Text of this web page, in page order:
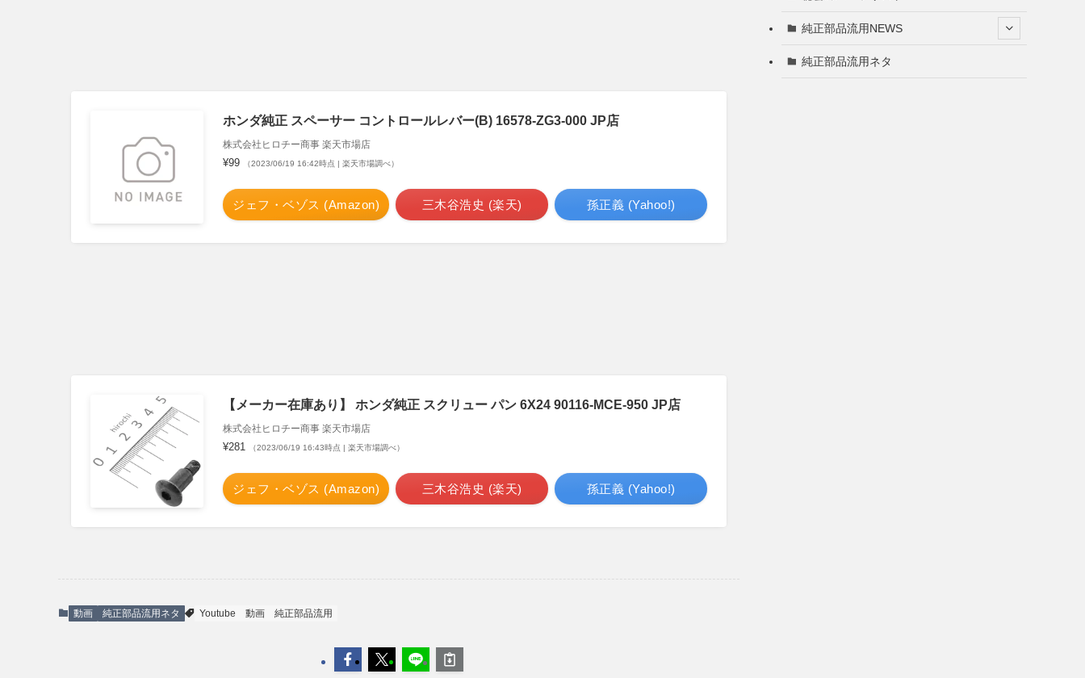
ホンダ純正 スペーサー コントロールレバー(B) 16578-ZG3-000 JP店
株式会社ヒロチー商事 楽天市場店
¥99 （2023/06/19 16:42時点 | 楽天市場調べ）
ジェフ・ベゾス (Amazon) 三木谷浩史 (楽天) 孫正義 (Yahoo!)
【メーカー在庫あり】 ホンダ純正 スクリュー パン 6X24 90116-MCE-950 JP店
株式会社ヒロチー商事 楽天市場店
¥281 （2023/06/19 16:43時点 | 楽天市場調べ）
ジェフ・ベゾス (Amazon) 三木谷浩史 (楽天) 孫正義 (Yahoo!)
動画 純正部品流用ネタ Youtube 動画 純正部品流用
純正部品流用NEWS
純正部品流用ネタ